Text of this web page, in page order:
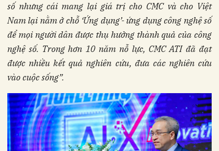
số nhưng cái mang lại giá trị cho CMC và cho Việt
Nam lại nằm ở chỗ ‘Ứng dụng’- ứng dụng công nghệ số
để mọi người dân được thụ hưởng thành quả của công
nghệ số. Trong hơn 10 năm nỗ lực, CMC ATI đã đạt
được nhiều kết quả nghiên cứu, đưa các nghiên cứu
vào cuộc sống”.